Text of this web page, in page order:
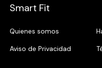
Smart Fit
Quienes somos
Aviso de Privacidad